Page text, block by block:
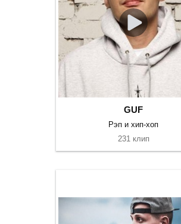
GUF
Рэп и хип-хоп
231 клип